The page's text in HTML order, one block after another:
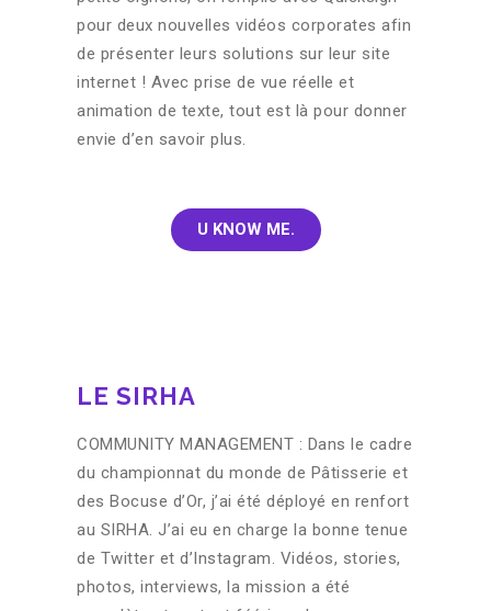
pour deux nouvelles vidéos corporates afin
de présenter leurs solutions sur leur site
internet ! Avec prise de vue réelle et
animation de texte, tout est là pour donner
envie d’en savoir plus.
U KNOW ME.
LE SIRHA
COMMUNITY MANAGEMENT : Dans le cadre
du championnat du monde de Pâtisserie et
des Bocuse d’Or, j’ai été déployé en renfort
au SIRHA. J’ai eu en charge la bonne tenue
de Twitter et d’Instagram. Vidéos, stories,
photos, interviews, la mission a été